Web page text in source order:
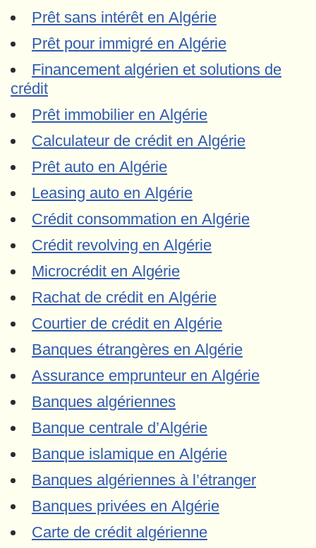
Prêt sans intérêt en Algérie
Prêt pour immigré en Algérie
Financement algérien et solutions de
crédit
Prêt immobilier en Algérie
Calculateur de crédit en Algérie
Prêt auto en Algérie
Leasing auto en Algérie
Crédit consommation en Algérie
Crédit revolving en Algérie
Microcrédit en Algérie
Rachat de crédit en Algérie
Courtier de crédit en Algérie
Banques étrangères en Algérie
Assurance emprunteur en Algérie
Banques algériennes
Banque centrale d’Algérie
Banque islamique en Algérie
Banques algériennes à l’étranger
Banques privées en Algérie
Carte de crédit algérienne